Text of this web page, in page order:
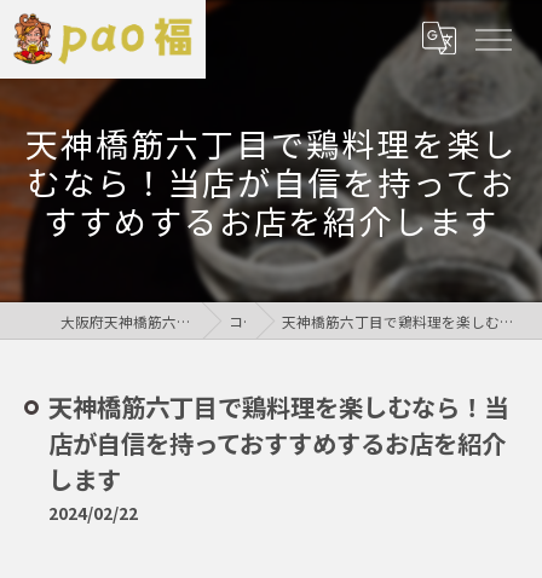
天神橋筋六丁目で鶏料理を楽し
むなら！当店が自信を持ってお
すすめするお店を紹介します
大阪府天神橋筋六丁目の居酒屋なら鶏居酒屋pao福 コラム 天神橋筋六丁目で鶏料理を楽しむなら！当店が自信を持っておすすめするお店を紹介します
天神橋筋六丁目で鶏料理を楽しむなら！当
店が自信を持っておすすめするお店を紹介
します
2024/02/22